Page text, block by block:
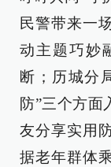
民警带来一
动主题巧妙
断；历城分
防”三个方面
友分享实用
据老年群体